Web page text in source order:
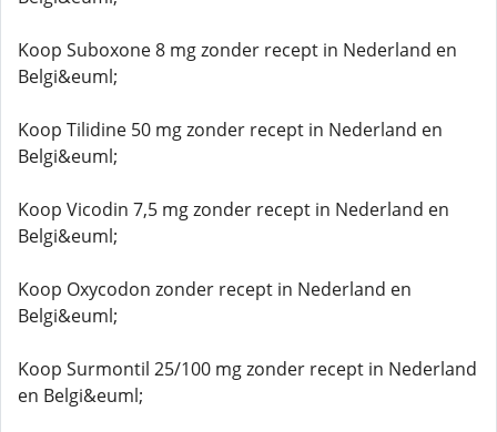
Koop Suboxone 8 mg zonder recept in Nederland en
Belgi&euml;
Koop Tilidine 50 mg zonder recept in Nederland en
Belgi&euml;
Koop Vicodin 7,5 mg zonder recept in Nederland en
Belgi&euml;
Koop Oxycodon zonder recept in Nederland en
Belgi&euml;
Koop Surmontil 25/100 mg zonder recept in Nederland
en Belgi&euml;